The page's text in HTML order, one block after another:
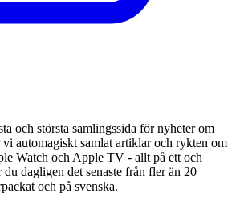
och största samlingssida för nyheter om
automagiskt samlat artiklar och rykten om
Watch och Apple TV - allt på ett och
dagligen det senaste från fler än 20
och på svenska.